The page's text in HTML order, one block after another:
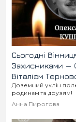
Новини
Кримінал
Здоров'я
Приватна думка
В кулуарах
Місто
Сьогодні
Захисниками —
Віталієм
Доземний уклін
родинам та друзям!
Анна Пирогова